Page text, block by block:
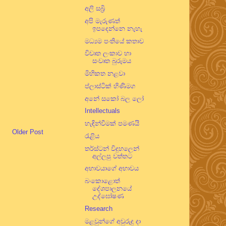
Older Post
අලි සබ්‍රි
අපි මැරුණත්
ඉපදෙන්නෙ නැහැ
මධ්‍යම පංතියේ කතාව
විවෘත ලංකාව හා
සංවෘත බුරුමය
මිහිකත නළවා
ප්ලාස්ටික් හිණිමග
අනේ සකෝ බල ලෝ
Intellectuals
හැඳින්වීමක් පමණයි
රැළිය
තර්ස්ටන් විදුහලෙන්
අල්ලපු වත්තට
අභාවයාගේ අභාවය
බංකොළොත්
දේශපාලනයේ
උද්ඝෝෂණ
Research
මළවුන්ගේ අවුරුදු දා